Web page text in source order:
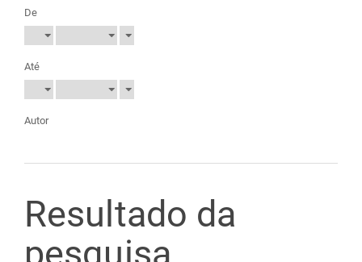
De
Até
Autor
Resultado da